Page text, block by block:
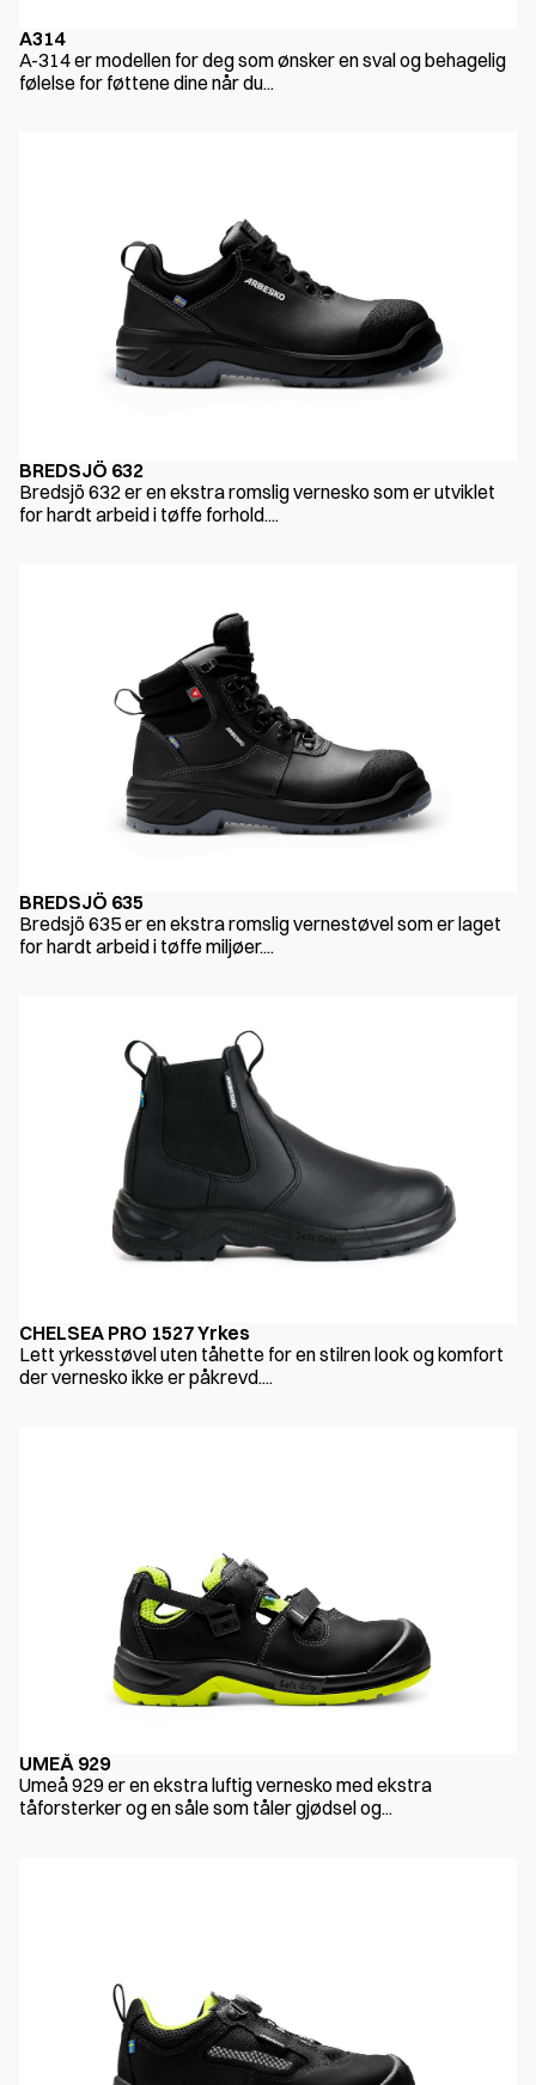
A314
A-314 er modellen for deg som ønsker en sval og behagelig
følelse for føttene dine når du...
BREDSJÖ 632
Bredsjö 632 er en ekstra romslig vernesko som er utviklet
for hardt arbeid i tøffe forhold....
BREDSJÖ 635
Bredsjö 635 er en ekstra romslig vernestøvel som er laget
for hardt arbeid i tøffe miljøer....
CHELSEA PRO 1527 Yrkes
Lett yrkesstøvel uten tåhette for en stilren look og komfort
der vernesko ikke er påkrevd....
UMEÅ 929
Umeå 929 er en ekstra luftig vernesko med ekstra
tåforsterker og en såle som tåler gjødsel og...